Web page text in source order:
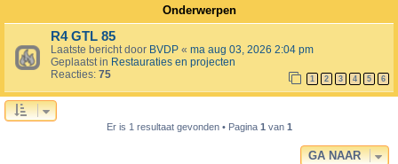
Onderwerpen
R4 GTL 85
Laatste bericht door BVDP « ma aug 03, 2026 2:04 pm
Geplaatst in Restauraties en projecten
Reacties: 75 1 2 3 4 5 6
Er is 1 resultaat gevonden • Pagina 1van 1
GA NAAR